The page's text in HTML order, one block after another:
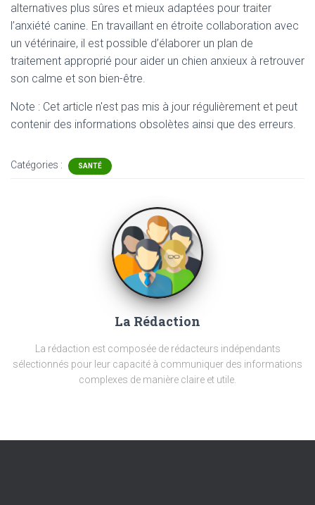
alternatives plus sûres et mieux adaptées pour traiter
l’anxiété canine. En travaillant en étroite collaboration avec
un vétérinaire, il est possible d’élaborer un plan de
traitement approprié pour aider un chien anxieux à retrouver
son calme et son bien-être.
Note : Cet article n'est pas mis à jour régulièrement et peut
contenir des informations obsolètes ainsi que des erreurs.
Catégories : SANTÉ
La Rédaction
La rédaction est composée de rédacteurs indépendants
sélectionnés pour leur capacité à communiquer des informations
complexes de manière claire et utile.